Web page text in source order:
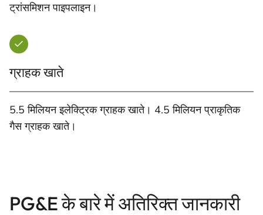
ट्रांसमिशन पाइपलाइन।
ग्राहक खाते
5.5 मिलियन इलेक्ट्रिक ग्राहक खाते। 4.5 मिलियन प्राकृतिक
गैस ग्राहक खाते।
PG&E के बारे में अतिरिक्त जानकारी